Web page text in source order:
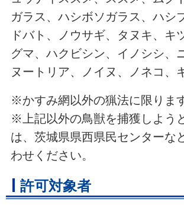
ガラス、ハシボソガラス、ハシ
ドバト、ノウサギ、タヌキ、キ
グマ、ハクビシン、イノシシ、
ヌートリア、ノイヌ、ノネコ、
※かすみ網以外の猟法に限りま
※上記以外の鳥獣を捕獲しよう
は、茨城県県西県民センターな
わせください。
許可対象者